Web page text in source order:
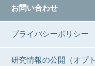
お問い合わせ
プライバシーポリシー
研究情報の公開（オプト